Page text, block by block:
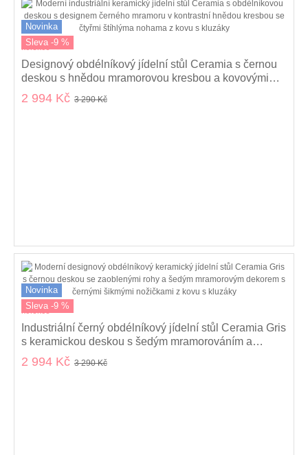
Novinka
Sleva -9 %
kolekce
Designový obdélníkový jídelní stůl Ceramia s černou
deskou s hnědou mramorovou kresbou a kovovými
nohama 140 cm
2 994 Kč 3 290 Kč
Novinka
Sleva -9 %
kolekce
Industriální černý obdélníkový jídelní stůl Ceramia Gris
s keramickou deskou s šedým mramorováním a
kovovými nohama 140 cm
2 994 Kč 3 290 Kč